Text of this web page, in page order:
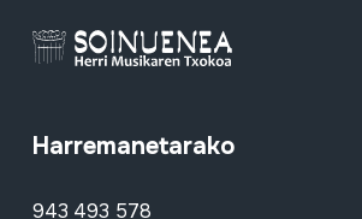
Harremanetarako
943 493 578